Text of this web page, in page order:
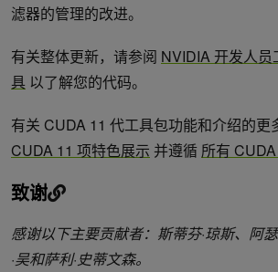
滤器的管理的改进。
有关整体更新，请参阅 NVIDIA 开发人员
具 以了解您的代码。
有关 CUDA 11 代工具包功能和介绍的更
CUDA 11 项特色展示 并遵循 所有
致谢
感谢以下主要贡献者：斯蒂芬·琼斯、阿
·吴和萨利·史蒂文森。